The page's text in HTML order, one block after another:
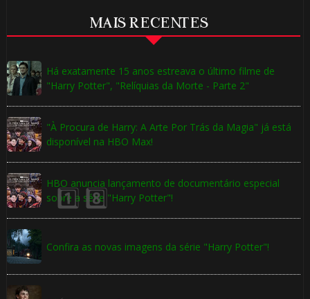
MAIS RECENTES
Há exatamente 15 anos estreava o último filme de
"Harry Potter", "Relíquias da Morte - Parte 2"
"À Procura de Harry: A Arte Por Trás da Magia" já está
disponível na HBO Max!
HBO anuncia lançamento de documentário especial
sobre a série "Harry Potter"!
Confira as novas imagens da série "Harry Potter"!
🎈
⚡
⚡